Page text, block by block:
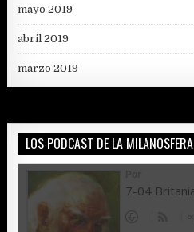
mayo 2019
abril 2019
marzo 2019
LOS PODCAST DE LA MILANOSFERA